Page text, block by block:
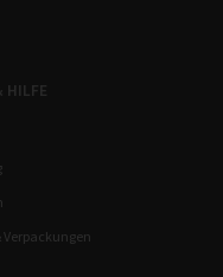
HILFE
Verpackungen